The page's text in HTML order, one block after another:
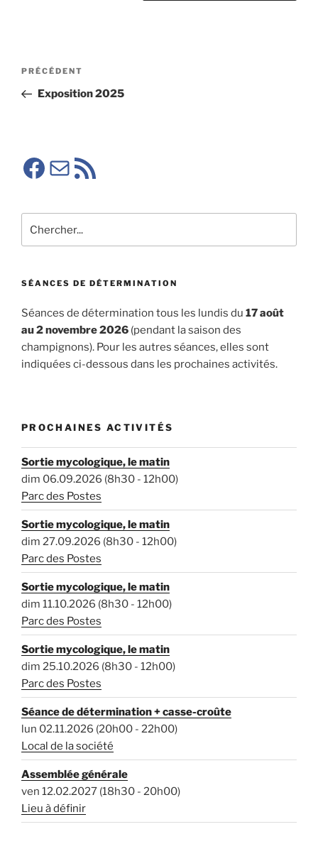
Navigation
l’article
Article
précédent
PRÉCÉDENT
Exposition 2025
Facebook SMA
E-mailRSS SMA
SÉANCES DE DÉTERMINATION
Séances de détermination tous les lundis du 17 août
au 2 novembre 2026 (pendant la saison des
champignons). Pour les autres séances, elles sont
indiquées ci-dessous dans les prochaines activités.
PROCHAINES ACTIVITÉS
Sortie mycologique, le matin
dim 06.09.2026 (8h30 - 12h00)
Parc des Postes
Sortie mycologique, le matin
dim 27.09.2026 (8h30 - 12h00)
Parc des Postes
Sortie mycologique, le matin
dim 11.10.2026 (8h30 - 12h00)
Parc des Postes
Sortie mycologique, le matin
dim 25.10.2026 (8h30 - 12h00)
Parc des Postes
Séance de détermination + casse-croûte
lun 02.11.2026 (20h00 - 22h00)
Local de la société
Assemblée générale
ven 12.02.2027 (18h30 - 20h00)
Lieu à définir